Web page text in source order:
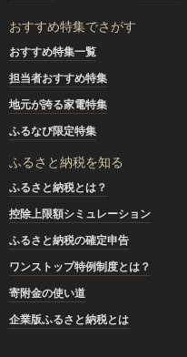
おすすめ特集でさがす
おすすめ特集一覧
担当者おすすめ特集
地元が誇る家電特集
ふるなび限定特集
ふるさと納税を知る
ふるさと納税とは？
控除上限額シミュレーション
ふるさと納税の確定申告
ワンストップ特例制度とは？
寄附金の使い道
企業版ふるさと納税とは